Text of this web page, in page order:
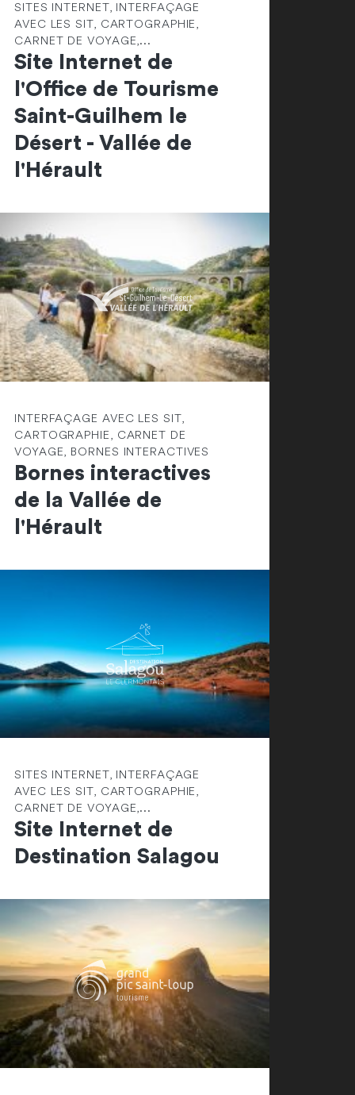
SITES INTERNET, INTERFAÇAGE
AVEC LES SIT, CARTOGRAPHIE,
CARNET DE VOYAGE,...
Site Internet de
l'Office de Tourisme
Saint-Guilhem le
Désert - Vallée de
l'Hérault
INTERFAÇAGE AVEC LES SIT,
CARTOGRAPHIE, CARNET DE
VOYAGE, BORNES INTERACTIVES
Bornes interactives
de la Vallée de
l'Hérault
SITES INTERNET, INTERFAÇAGE
AVEC LES SIT, CARTOGRAPHIE,
CARNET DE VOYAGE,...
Site Internet de
Destination Salagou